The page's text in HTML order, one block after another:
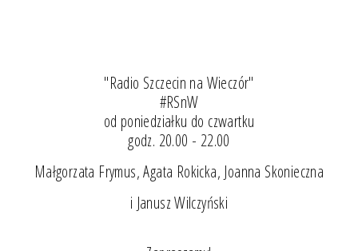
"Radio Szczecin na Wieczór"
#RSnW
od poniedziałku do czwartku
godz. 20.00 - 22.00
Małgorzata Frymus, Agata Rokicka, Joanna Skonieczna
i Janusz Wilczyński